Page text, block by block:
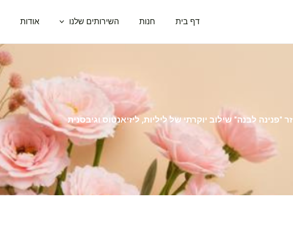
דף בית חנות השירותים שלנו אודות
זר "פנינה לבנה" שילוב יוקרתי של ליליות, ליזיאנטוס וגיבסנית